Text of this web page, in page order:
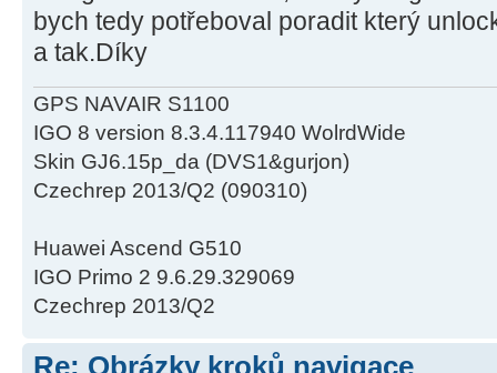
bych tedy potřeboval poradit který
a tak.Díky
GPS NAVAIR S1100
IGO 8 version 8.3.4.117940 WolrdWide
Skin GJ6.15p_da (DVS1&gurjon)
Czechrep 2013/Q2 (090310)
Huawei Ascend G510
IGO Primo 2 9.6.29.329069
Czechrep 2013/Q2
Re: Obrázky kroků navigace